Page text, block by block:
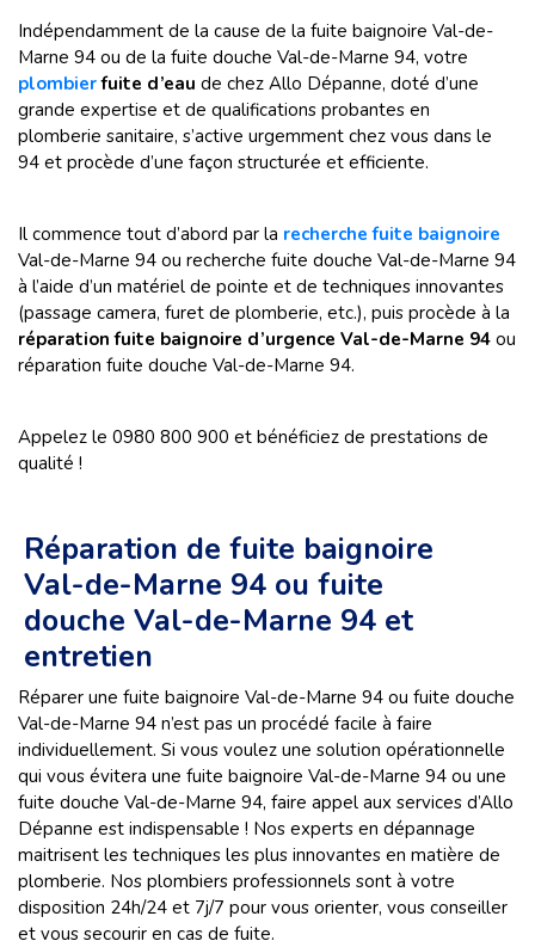
Indépendamment de la cause de la fuite baignoire Val-de-
Marne 94 ou de la fuite douche Val-de-Marne 94, votre
plombierfuite d’eau de chez Allo Dépanne, doté d’une
grande expertise et de qualifications probantes en
plomberie sanitaire, s’active urgemment chez vous dans le
94 et procède d’une façon structurée et efficiente.
Il commence tout d’abord par la recherche fuite baignoire
Val-de-Marne 94 ou recherche fuite douche Val-de-Marne 94
à l’aide d’un matériel de pointe et de techniques innovantes
(passage camera, furet de plomberie, etc.), puis procède à la
réparation fuite baignoire d’urgence Val-de-Marne 94 ou
réparation fuite douche Val-de-Marne 94.
Appelez le 0980 800 900 et bénéficiez de prestations de
qualité !
Réparation de fuite baignoire
Val-de-Marne 94 ou fuite
douche Val-de-Marne 94 et
entretien
Réparer une fuite baignoire Val-de-Marne 94 ou fuite douche
Val-de-Marne 94 n’est pas un procédé facile à faire
individuellement. Si vous voulez une solution opérationnelle
qui vous évitera une fuite baignoire Val-de-Marne 94 ou une
fuite douche Val-de-Marne 94, faire appel aux services d’Allo
Dépanne est indispensable ! Nos experts en dépannage
maitrisent les techniques les plus innovantes en matière de
plomberie. Nos plombiers professionnels sont à votre
disposition 24h/24 et 7j/7 pour vous orienter, vous conseiller
et vous secourir en cas de fuite.